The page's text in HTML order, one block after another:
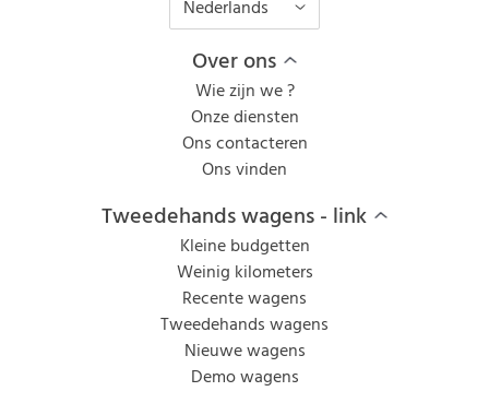
Nederlands
Over ons
Wie zijn we ?
Onze diensten
Ons contacteren
Ons vinden
Tweedehands wagens - link
Kleine budgetten
Weinig kilometers
Recente wagens
Tweedehands wagens
Nieuwe wagens
Demo wagens